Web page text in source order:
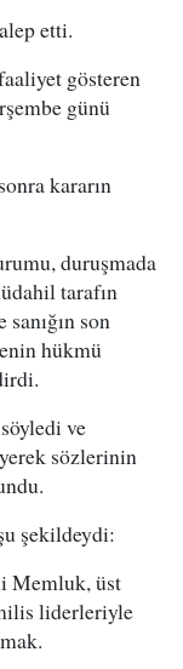
etti.
gösteren
günü
kararın
duruşmada
tarafın
son
hükmü
ve
sözlerinin
şekildeydi:
Memluk, üst
liderleriyle